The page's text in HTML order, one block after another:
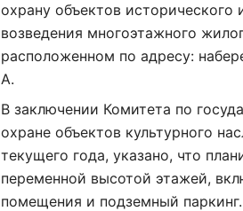
охрану объектов исторического
возведения многоэтажного
расположенном по адресу:
А.
В заключении Комитета по
охране объектов культурного
текущего года, указано, что
переменной высотой этажей,
помещения и подземный